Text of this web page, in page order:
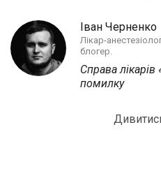
Іван Черненко
Лікар-
блогер.
Справа
помилку